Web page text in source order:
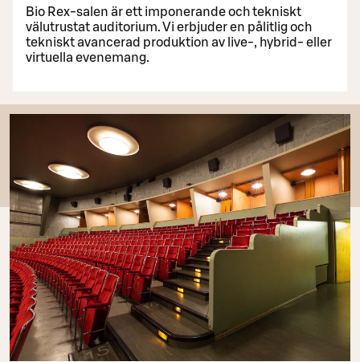
Bio Rex-salen är ett imponerande och tekniskt
välutrustat auditorium. Vi erbjuder en pålitlig och
tekniskt avancerad produktion av live-, hybrid- eller
virtuella evenemang.